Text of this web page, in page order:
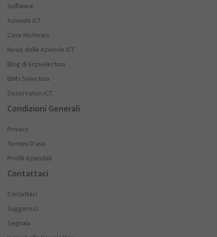
Software
Aziende ICT
Case Histories
News delle Aziende ICT
Blog di Erpselection
IBM i Selection
Osservatori ICT
Condizioni Generali
Privacy
Termini D’uso
Profili Aziendali
Contattaci
Contattaci
Suggerisci
Segnala